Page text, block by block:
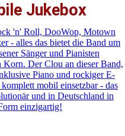
Jukebox
'n' Roll, DooWop, Motown
- alles das bietet die Band um
Sänger und Pianisten
Korn. Der Clou an dieser Band,
Piano und rockiger E-
mobil einsetzbar - das
und in Deutschland in
einzigartig!